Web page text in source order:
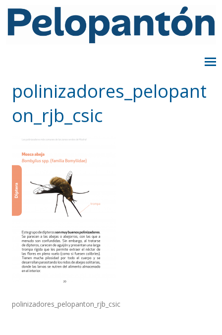
polinizadores_pelopant
on_rjb_csic
polinizadores_pelopanton_rjb_csic